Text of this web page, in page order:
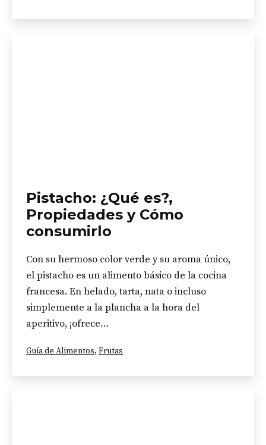
Pistacho: ¿Qué es?,
Propiedades y Cómo
consumirlo
Con su hermoso color verde y su aroma único,
el pistacho es un alimento básico de la cocina
francesa. En helado, tarta, nata o incluso
simplemente a la plancha a la hora del
aperitivo, ¡ofrece…
Categorizado
Guía de Alimentos, Frutas